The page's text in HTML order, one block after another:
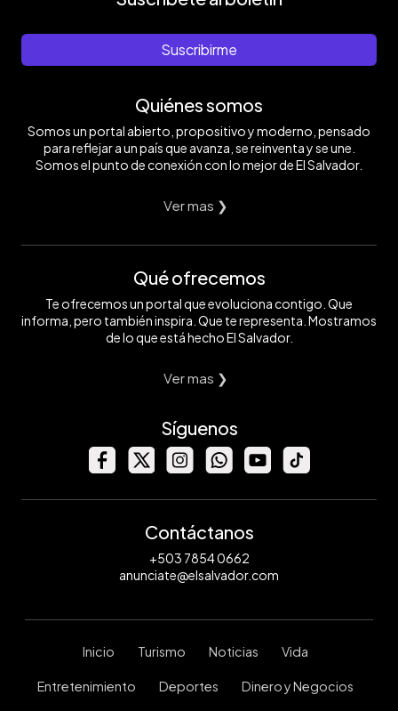
Suscribirme
Quiénes somos
Somos un portal abierto, propositivo y moderno, pensado
para reflejar a un país que avanza, se reinventa y se une.
Somos el punto de conexión con lo mejor de El Salvador.
Ver mas ❯
Qué ofrecemos
Te ofrecemos un portal que evoluciona contigo. Que
informa, pero también inspira. Que te representa. Mostramos
de lo que está hecho El Salvador.
Ver mas ❯
Síguenos
Contáctanos
+503 7854 0662
anunciate@elsalvador.com
Inicio Turismo Noticias Vida
Entretenimiento Deportes Dinero y Negocios